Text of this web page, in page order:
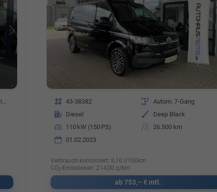
Fahrzeugnr. 43-38382 Getriebe
Autom. 7-Gang
Kraftstoff Diesel Außenfarbe
Deep Black
Leistung 110 kW (150 PS) Kilometerstand
26.500 km
01.02.2023
Verbrauch kombiniert: 8,10 l/100km
CO2-Emissionen: 214,00 g/km
ab 753,– € mtl.